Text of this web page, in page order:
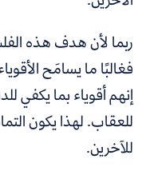
ربما لأن هدف هذه
فغالبًا ما يسامَح
إنهم أقوياء بما يكفي
للعقاب. لهذا يكون
للآخرين.